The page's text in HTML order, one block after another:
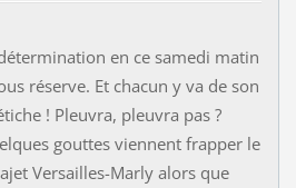
en ce samedi matin
réserve. Et chacun y va de son
! Pleuvra, pleuvra pas ?
gouttes viennent frapper le
Versailles-Marly alors que